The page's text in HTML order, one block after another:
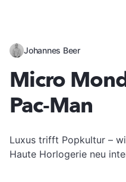
Johannes Beer
Micro
Pac-Man
Luxus trifft Popkultur –
Haute Horlogerie neu